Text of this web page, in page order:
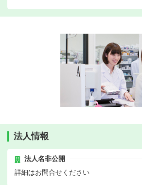
法人情報
法人名非公開
詳細はお問合せください